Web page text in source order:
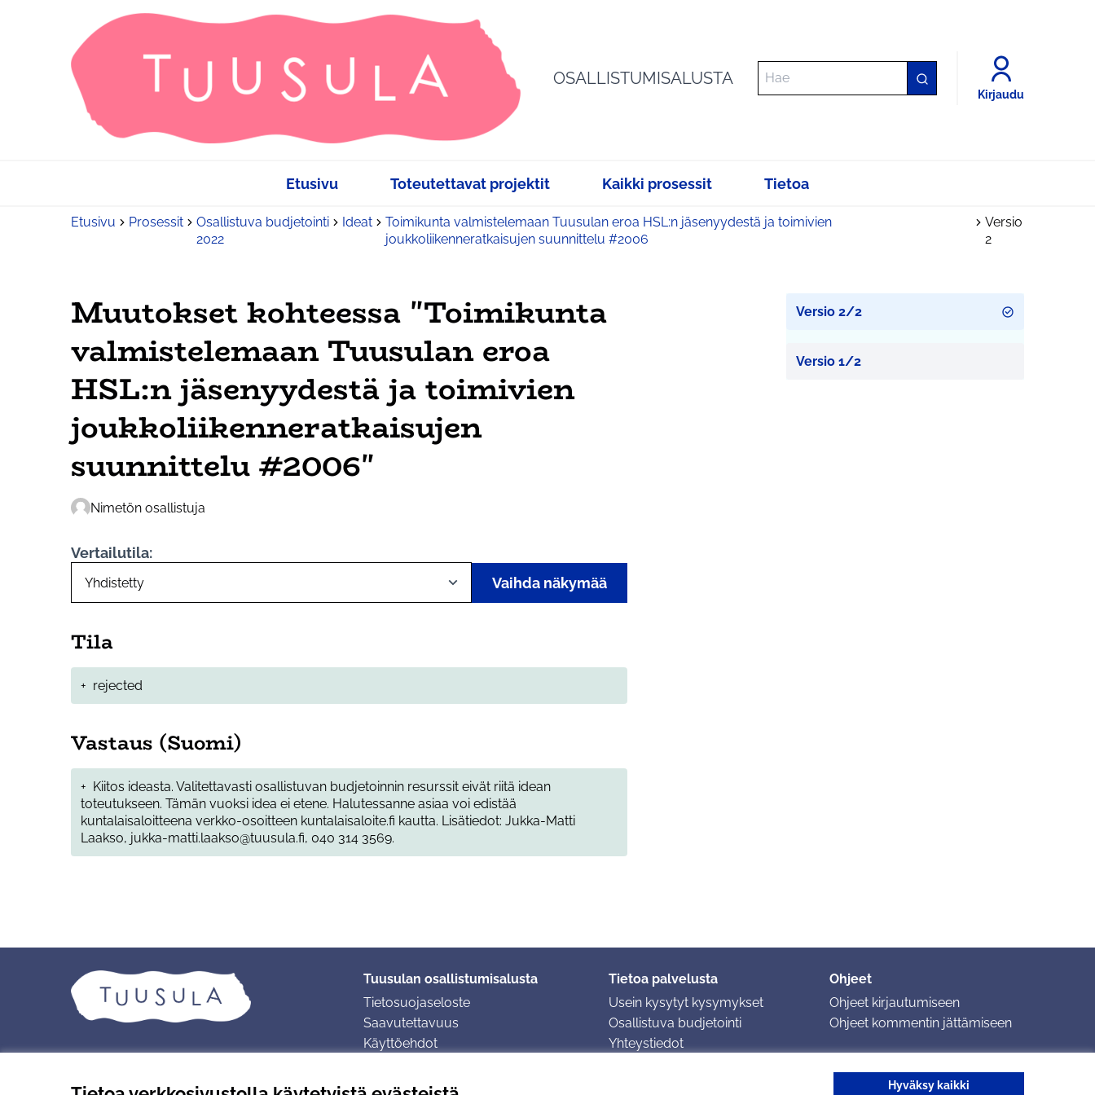
Hyväksy kaikki
OSALLISTUMISALUSTA
Kirjaudu
Etusivu Toteutettavat projektit Kaikki prosessit Tietoa
Etusivu Prosessit
Osallistuva budjetointi
2022
Ideat
Toimikunta valmistelemaan Tuusulan eroa HSL:n jäsenyydestä ja toimivien
joukkoliikenneratkaisujen suunnittelu #2006
Versio
2
Muutokset kohteessa "Toimikunta
valmistelemaan Tuusulan eroa
HSL:n jäsenyydestä ja toimivien
joukkoliikenneratkaisujen
suunnittelu #2006"
Nimetön osallistuja
Vertailutila:
Vaihda näkymää
Tila
+ rejected
Vastaus (Suomi)
+ Kiitos ideasta. Valitettavasti osallistuvan budjetoinnin resurssit eivät riitä idean
toteutukseen. Tämän vuoksi idea ei etene. Halutessanne asiaa voi edistää
kuntalaisaloitteena verkko-osoitteen kuntalaisaloite.fi kautta. Lisätiedot: Jukka-Matti
Laakso, jukka-matti.laakso@tuusula.fi, 040 314 3569.
Versio 2/2
Versio 1/2
Tuusulan osallistumisalusta
Tietosuojaseloste
Saavutettavuus
Käyttöehdot
Tietoa palvelusta
Usein kysytyt kysymykset
Osallistuva budjetointi
Yhteystiedot
Ohjeet
Ohjeet kirjautumiseen
Ohjeet kommentin jättämiseen